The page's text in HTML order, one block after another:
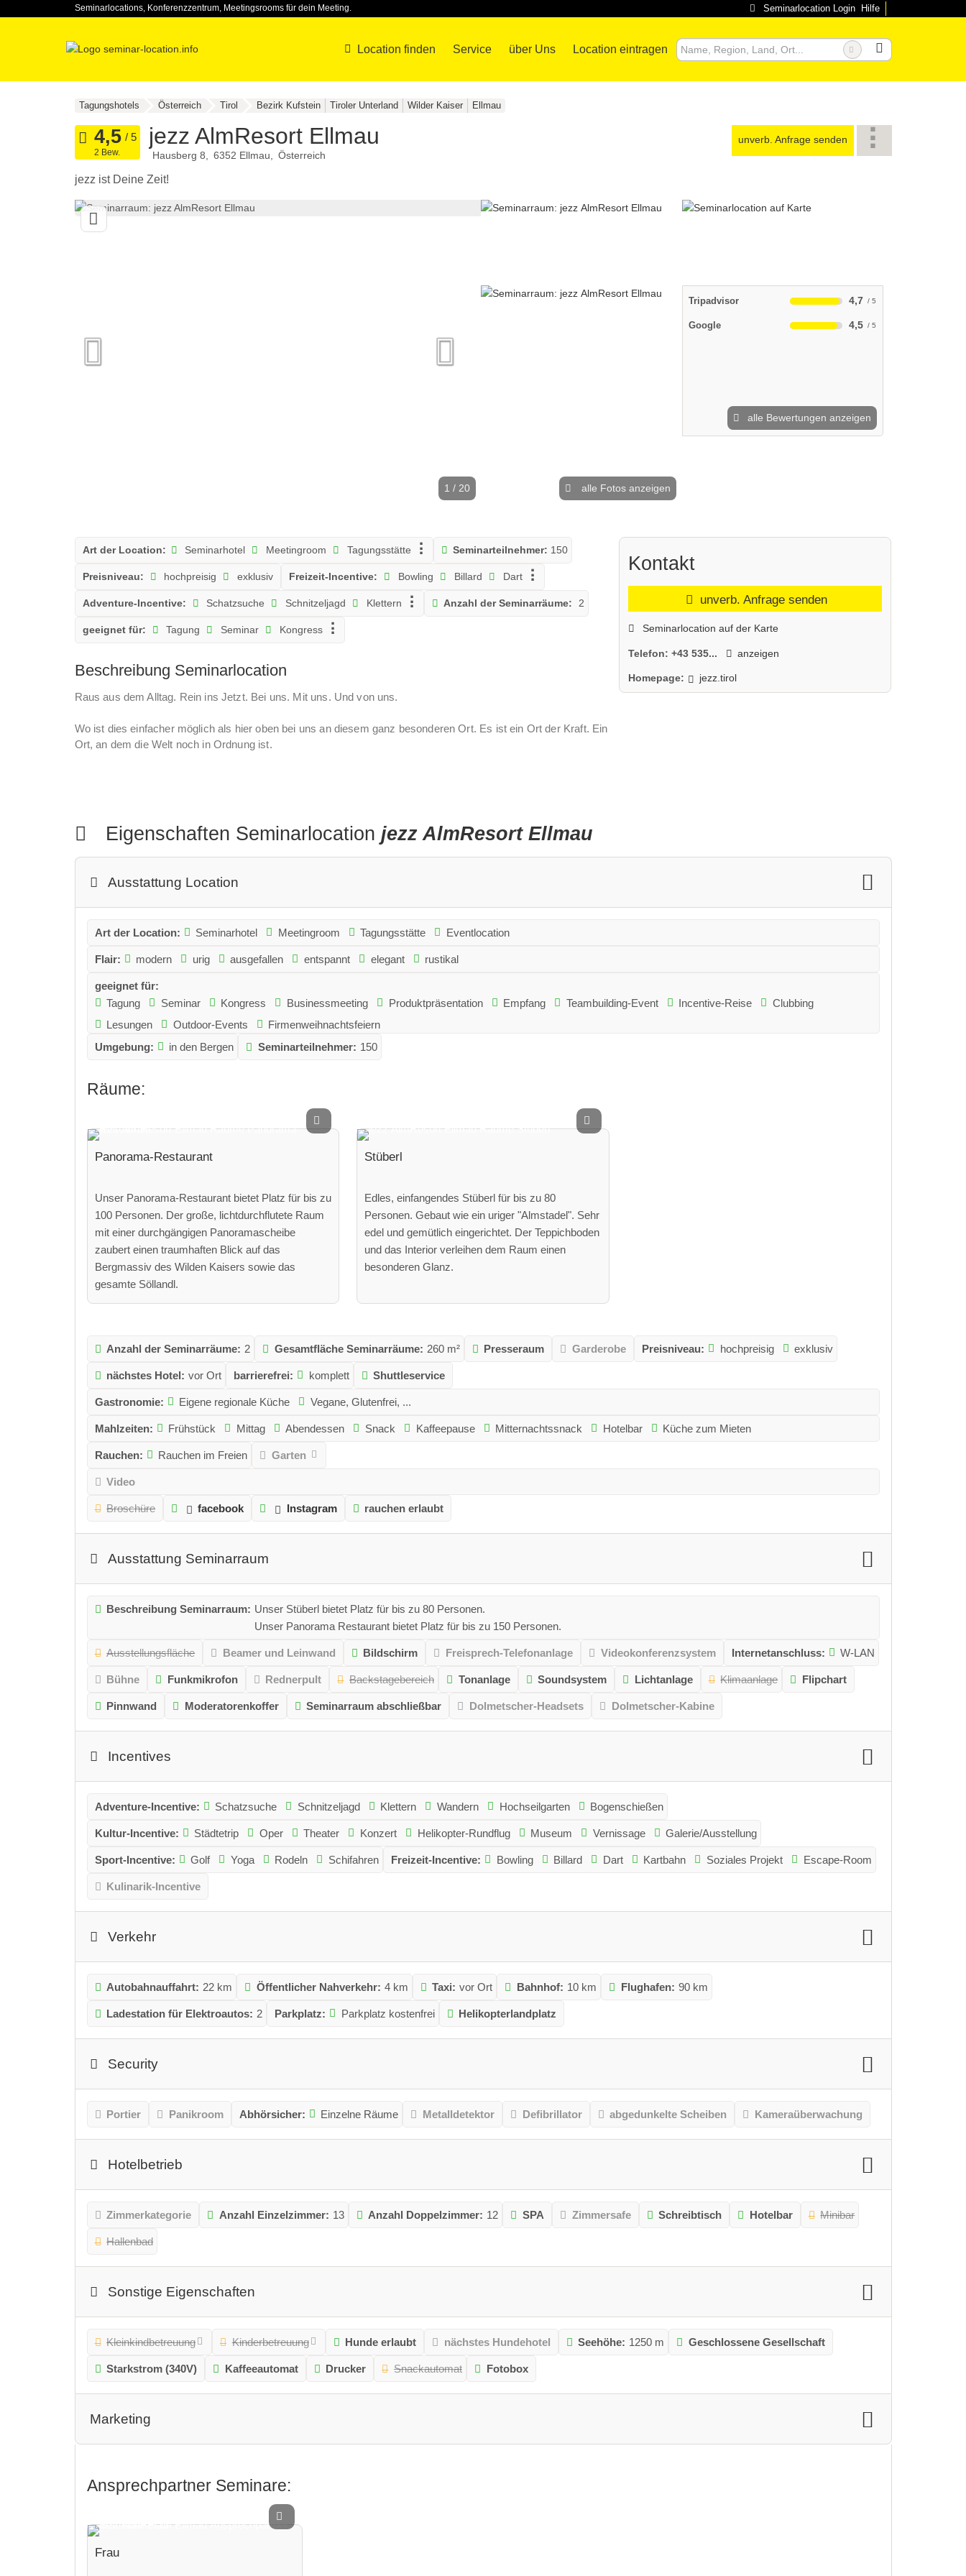
Seminarlocations, Konferenzzentrum, Meetingsrooms für dein Meeting. Seminarlocation Login Hilfe
Location finden Service über Uns Location eintragen
Tagungshotels Österreich Tirol Bezirk Kufstein Tiroler Unterland Wilder Kaiser Ellmau
jezz AlmResort Ellmau
Hausberg 8 6352 Ellmau Österreich
unverb. Anfrage senden
jezz ist Deine Zeit!
2 Bew.
1 / 20 alle Fotos anzeigen
Tripadvisor 4,7
Google 4,5
alle Bewertungen anzeigen
Art der Location: Seminarhotel Meetingroom Tagungsstätte Seminarteilnehmer: 150
Preisniveau: hochpreisig exklusiv Freizeit-Incentive: Bowling Billard Dart
Adventure-Incentive: Schatzsuche Schnitzeljagd Klettern Anzahl der Seminarräume: 2
geeignet für: Tagung Seminar Kongress
Beschreibung Seminarlocation
Raus aus dem Alltag. Rein ins Jetzt. Bei uns. Mit uns. Und von uns.
Wo ist dies einfacher möglich als hier oben bei uns an diesem ganz besonderen Ort. Es ist ein Ort der Kraft. Ein
Ort, an dem die Welt noch in Ordnung ist.
Nur jetzt, im Augenblick, ist alles möglich.
Wir freuen uns auf dich, auf euch. Darauf, für euch einen Raum voller Freude und Miteinander zu kreieren, der
Kontakt
unverb. Anfrage senden
Seminarlocation auf der Karte
Telefon:+43 535... anzeigen
Homepage: jezz.tirol
Eigenschaften Seminarlocationjezz AlmResort Ellmau
Ausstattung Location
Art der Location: Seminarhotel Meetingroom Tagungsstätte Eventlocation
Flair: modern urig ausgefallen entspannt elegant rustikal
geeignet für:
Tagung
Seminar Kongress Businessmeeting Produktpräsentation Empfang Teambuilding-Event Incentive-Reise
Clubbing
Lesungen
Outdoor-Events
Firmenweihnachtsfeiern
Umgebung:
in den Bergen Seminarteilnehmer: 150
Räume:
Panorama-Restaurant
Unser Panorama-Restaurant bietet Platz für bis zu
100 Personen. Der große, lichtdurchflutete Raum
mit einer durchgängigen Panoramascheibe
zaubert einen traumhaften Blick auf das
Bergmassiv des Wilden Kaisers sowie das
gesamte Söllandl.
Stüberl
Edles, einfangendes Stüberl für bis zu 80
Personen. Gebaut wie ein uriger "Almstadel". Sehr
edel und gemütlich eingerichtet. Der Teppichboden
und das Interior verleihen dem Raum einen
besonderen Glanz.
Anzahl der Seminarräume: 2 Gesamtfläche Seminarräume: 260 m² Presseraum Garderobe Preisniveau: hochpreisig exklusiv
nächstes Hotel: vor Ort barrierefrei: komplett Shuttleservice
Gastronomie: Eigene regionale Küche Vegane, Glutenfrei, ...
Mahlzeiten: Frühstück Mittag Abendessen Snack Kaffeepause Mitternachtssnack Hotelbar Küche zum Mieten
Rauchen: Rauchen im Freien Garten
Video
Broschüre facebook Instagram rauchen erlaubt
Ausstattung Seminarraum
Beschreibung Seminarraum: Unser Stüberl bietet Platz für bis zu 80 Personen.
Unser Panorama Restaurant bietet Platz für bis zu 150 Personen.
Ausstellungsfläche Beamer und Leinwand Bildschirm Freisprech-Telefonanlage Videokonferenzsystem Internetanschluss: W-LAN
Bühne Funkmikrofon Rednerpult Backstagebereich Tonanlage Soundsystem Lichtanlage Klimaanlage Flipchart
Pinnwand Moderatorenkoffer Seminarraum abschließbar Dolmetscher-Headsets Dolmetscher-Kabine
Incentives
Adventure-Incentive: Schatzsuche Schnitzeljagd Klettern Wandern Hochseilgarten Bogenschießen
Kultur-Incentive: Städtetrip Oper Theater Konzert Helikopter-Rundflug Museum Vernissage Galerie/Ausstellung
Sport-Incentive: Golf Yoga Rodeln Schifahren Freizeit-Incentive: Bowling Billard Dart Kartbahn Soziales Projekt Escape-Room
Kulinarik-Incentive
Verkehr
Autobahnauffahrt: 22 km Öffentlicher Nahverkehr: 4 km Taxi: vor Ort Bahnhof: 10 km Flughafen: 90 km
Ladestation für Elektroautos: 2 Parkplatz: Parkplatz kostenfrei Helikopterlandplatz
Security
Portier Panikroom Abhörsicher: Einzelne Räume Metalldetektor Defibrillator abgedunkelte Scheiben Kameraüberwachung
Hotelbetrieb
Zimmerkategorie Anzahl Einzelzimmer: 13 Anzahl Doppelzimmer: 12 SPA Zimmersafe Schreibtisch Hotelbar Minibar
Hallenbad
Sonstige Eigenschaften
Kleinkindbetreuung Kinderbetreuung Hunde erlaubt nächstes Hundehotel Seehöhe: 1250 m Geschlossene Gesellschaft
Starkstrom (340V) Kaffeeautomat Drucker Snackautomat Fotobox
Marketing
Ansprechpartner Seminare:
Frau